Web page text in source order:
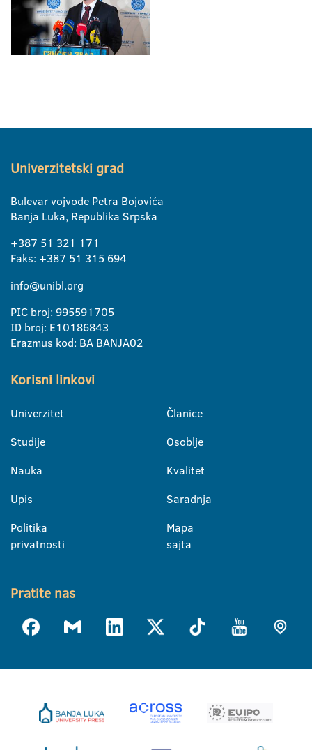
Univerzitetski grad
Bulevar vojvode Petra Bojovića
Banja Luka, Republika Srpska
+387 51 321 171
Faks: +387 51 315 694
info@unibl.org
PIC broj: 995591705
ID broj: E10186843
Erazmus kod: BA BANJA02
Korisni linkovi
Univerzitet
Studije
Nauka
Upis
Politika
privatnosti
Članice
Osoblje
Kvalitet
Saradnja
Mapa
sajta
Pratite nas